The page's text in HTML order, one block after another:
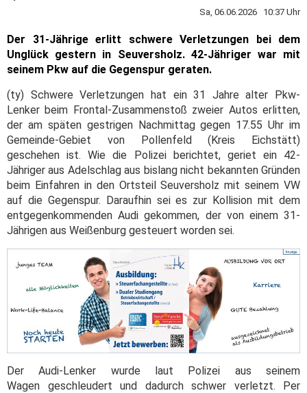
Sa, 06.06.2026 10:37 Uhr
Der 31-Jährige erlitt schwere Verletzungen bei dem
Unglück gestern in Seuversholz. 42-Jähriger war mit
seinem Pkw auf die Gegenspur geraten.
(ty) Schwere Verletzungen hat ein 31 Jahre alter Pkw-
Lenker beim Frontal-Zusammenstoß zweier Autos erlitten,
der am späten gestrigen Nachmittag gegen 17.55 Uhr im
Gemeinde-Gebiet von Pollenfeld (Kreis Eichstätt)
geschehen ist. Wie die Polizei berichtet, geriet ein 42-
Jähriger aus Adelschlag aus bislang nicht bekannten Gründen
beim Einfahren in den Ortsteil Seuversholz mit seinem VW
auf die Gegenspur. Daraufhin sei es zur Kollision mit dem
entgegenkommenden Audi gekommen, der von einem 31-
Jährigen aus Weißenburg gesteuert worden sei.
Der Audi-Lenker wurde laut Polizei aus seinem
Wagen geschleudert und dadurch schwer verletzt. Per